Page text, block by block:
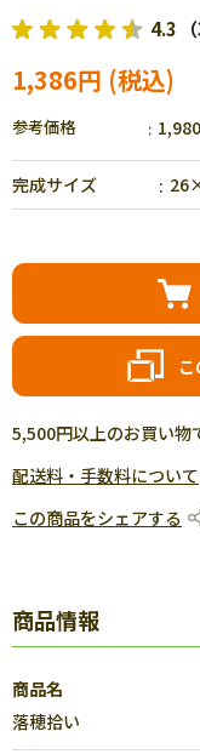
4.3
1,386円
参考価格
完成サイズ
5,500円以上のお買い物
配送料・手数料について
この商品をシェアする
商品情報
商品名
落穂拾い